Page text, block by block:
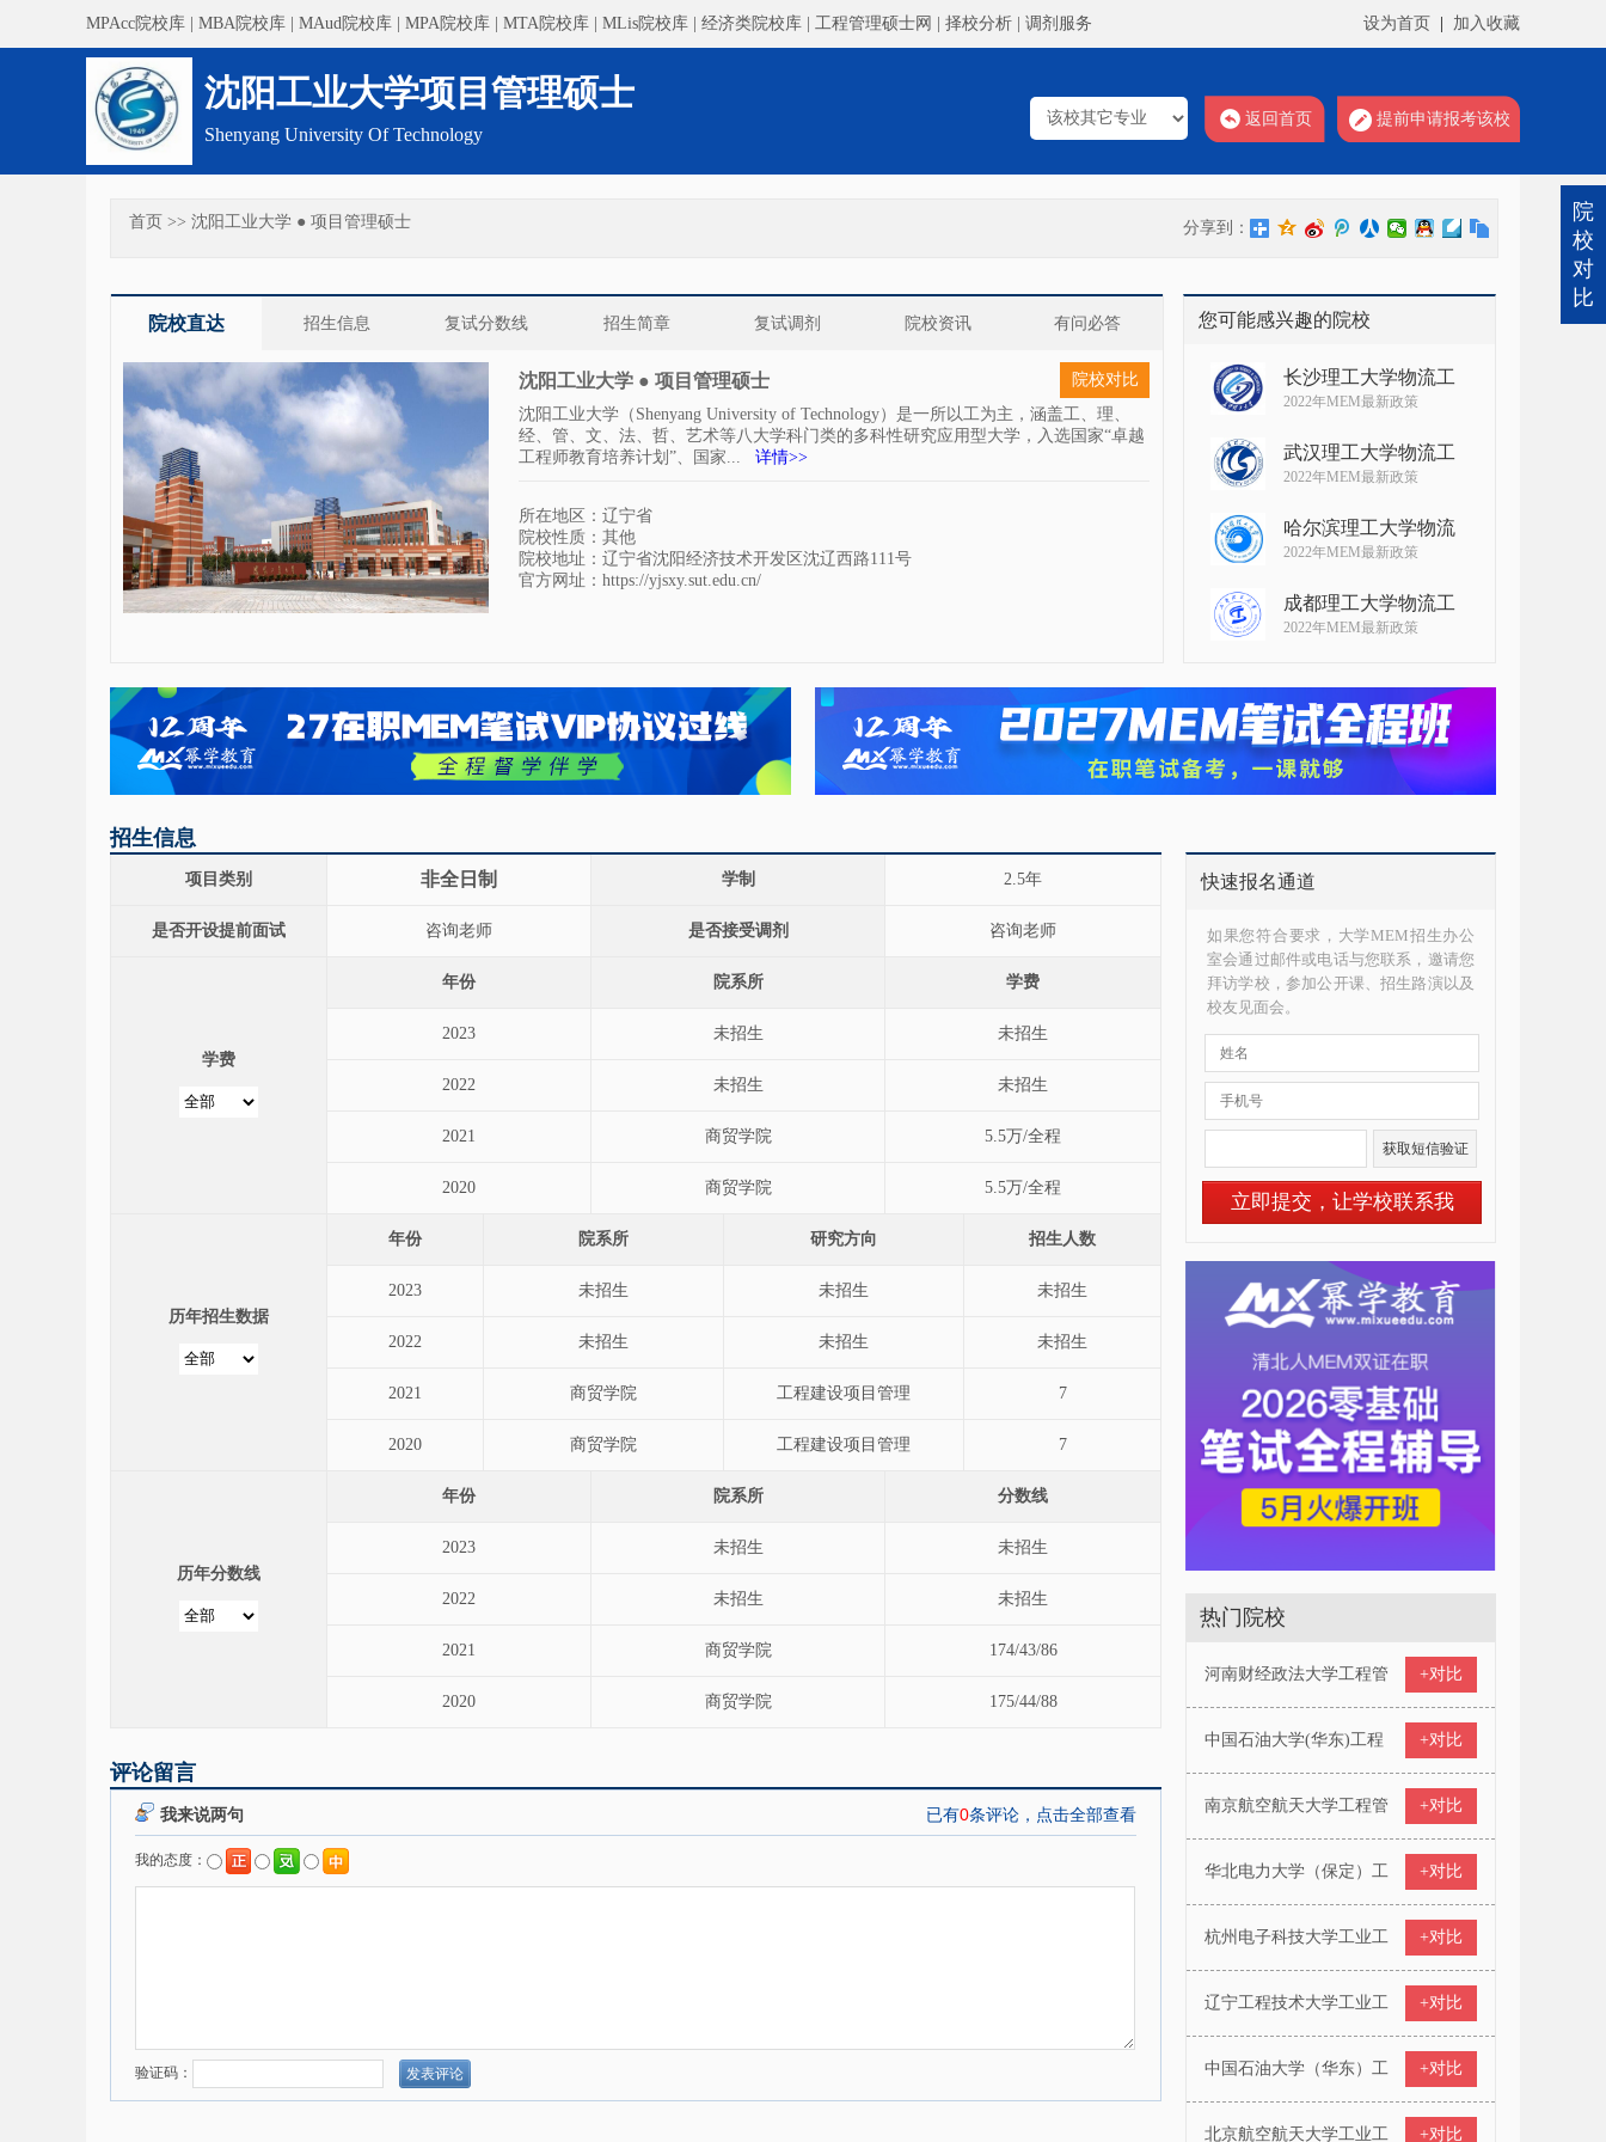
MPAcc院校库 MBA院校库 MAud院校库 MPA院校库 MTA院校库 MLis院校库 经济类院校库 工程管理硕士网 择校分析 调剂服务 设为首页 加入收藏
沈阳工业大学项目管理硕士
Shenyang University Of Technology
返回首页 提前申请报考该校
首页 >> 沈阳工业大学 ● 项目管理硕士 分享到：
院校直达 招生信息 复试分数线 招生简章 复试调剂 院校资讯 有问必答
沈阳工业大学 ● 项目管理硕士
院校对比
沈阳工业大学（Shenyang University of Technology）是一所以工为主，涵盖工、理、
经、管、文、法、哲、艺术等八大学科门类的多科性研究应用型大学，入选国家“卓越
工程师教育培养计划”、国家... 详情>>
所在地区：辽宁省
院校性质：其他
院校地址：辽宁省沈阳经济技术开发区沈辽西路111号
官方网址： https://yjsxy.sut.edu.cn/
您可能感兴趣的院校
长沙理工大学物流工
2022年MEM最新政策
武汉理工大学物流工
2022年MEM最新政策
哈尔滨理工大学物流
2022年MEM最新政策
成都理工大学物流工
2022年MEM最新政策
招生信息
项目类别 非全日制 学制 2.5年
是否开设提前面试 咨询老师 是否接受调剂 咨询老师
学费
年份 院系所 学费
2023 未招生 未招生
2022 未招生 未招生
2021 商贸学院 5.5万/全程
2020 商贸学院 5.5万/全程
历年招生数据
年份 院系所 研究方向 招生人数
2023 未招生 未招生 未招生
2022 未招生 未招生 未招生
2021 商贸学院 工程建设项目管理 7
2020 商贸学院 工程建设项目管理 7
历年分数线
年份 院系所 分数线
2023 未招生 未招生
2022 未招生 未招生
2021 商贸学院 174/43/86
2020 商贸学院 175/44/88
评论留言
快速报名通道
如果您符合要求，大学MEM招生办公
室会通过邮件或电话与您联系，邀请您
拜访学校，参加公开课、招生路演以及
校友见面会。
立即提交，让学校联系我
热门院校
河南财经政法大学工程管 +对比
中国石油大学(华东)工程 +对比
南京航空航天大学工程管 +对比
华北电力大学（保定）工 +对比
杭州电子科技大学工业工 +对比
辽宁工程技术大学工业工 +对比
中国石油大学（华东）工 +对比
北京航空航天大学工业工 +对比
院
校
对
比